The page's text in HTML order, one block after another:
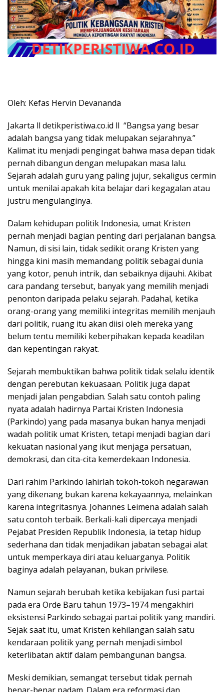
Oleh: Kefas Hervin Devananda
Jakarta ll detikperistiwa.co.id ll “Bangsa yang besar
adalah bangsa yang tidak melupakan sejarahnya.”
Kalimat itu menjadi pengingat bahwa masa depan tidak
pernah dibangun dengan melupakan masa lalu.
Sejarah adalah guru yang paling jujur, sekaligus cermin
untuk menilai apakah kita belajar dari kegagalan atau
justru mengulanginya.
Dalam kehidupan politik Indonesia, umat Kristen
pernah menjadi bagian penting dari perjalanan bangsa.
Namun, di sisi lain, tidak sedikit orang Kristen yang
hingga kini masih memandang politik sebagai dunia
yang kotor, penuh intrik, dan sebaiknya dijauhi. Akibat
cara pandang tersebut, banyak yang memilih menjadi
penonton daripada pelaku sejarah. Padahal, ketika
orang-orang yang memiliki integritas memilih menjauh
dari politik, ruang itu akan diisi oleh mereka yang
belum tentu memiliki keberpihakan kepada keadilan
dan kepentingan rakyat.
Sejarah membuktikan bahwa politik tidak selalu identik
dengan perebutan kekuasaan. Politik juga dapat
menjadi jalan pengabdian. Salah satu contoh paling
nyata adalah hadirnya Partai Kristen Indonesia
(Parkindo) yang pada masanya bukan hanya menjadi
wadah politik umat Kristen, tetapi menjadi bagian dari
kekuatan nasional yang ikut menjaga persatuan,
demokrasi, dan cita-cita kemerdekaan Indonesia.
Dari rahim Parkindo lahirlah tokoh-tokoh negarawan
yang dikenang bukan karena kekayaannya, melainkan
karena integritasnya. Johannes Leimena adalah salah
satu contoh terbaik. Berkali-kali dipercaya menjadi
Pejabat Presiden Republik Indonesia, ia tetap hidup
sederhana dan tidak menjadikan jabatan sebagai alat
untuk memperkaya diri atau keluarganya. Politik
baginya adalah pelayanan, bukan privilese.
Namun sejarah berubah ketika kebijakan fusi partai
pada era Orde Baru tahun 1973–1974 mengakhiri
eksistensi Parkindo sebagai partai politik yang mandiri.
Sejak saat itu, umat Kristen kehilangan salah satu
kendaraan politik yang pernah menjadi simbol
keterlibatan aktif dalam pembangunan bangsa.
Meski demikian, semangat tersebut tidak pernah